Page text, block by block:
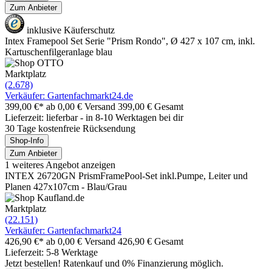
Zum Anbieter
inklusive Käuferschutz
Intex Framepool Set Serie "Prism Rondo", Ø 427 x 107 cm, inkl.
Kartuschenfilgeranlage blau
Marktplatz
(2.678)
Verkäufer: Gartenfachmarkt24.de
399,00 €* ab 0,00 € Versand 399,00 € Gesamt
Lieferzeit: lieferbar - in 8-10 Werktagen bei dir
30 Tage kostenfreie Rücksendung
Shop-Info
Zum Anbieter
1 weiteres Angebot anzeigen
INTEX 26720GN PrismFramePool-Set inkl.Pumpe, Leiter und
Planen 427x107cm - Blau/Grau
Marktplatz
(22.151)
Verkäufer: Gartenfachmarkt24
426,90 €* ab 0,00 € Versand 426,90 € Gesamt
Lieferzeit: 5-8 Werktage
Jetzt bestellen! Ratenkauf und 0% Finanzierung möglich.